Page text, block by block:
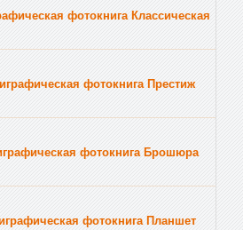
фотокнига Классическая
фотокнига Престиж
фотокнига Брошюра
фотокнига Планшет